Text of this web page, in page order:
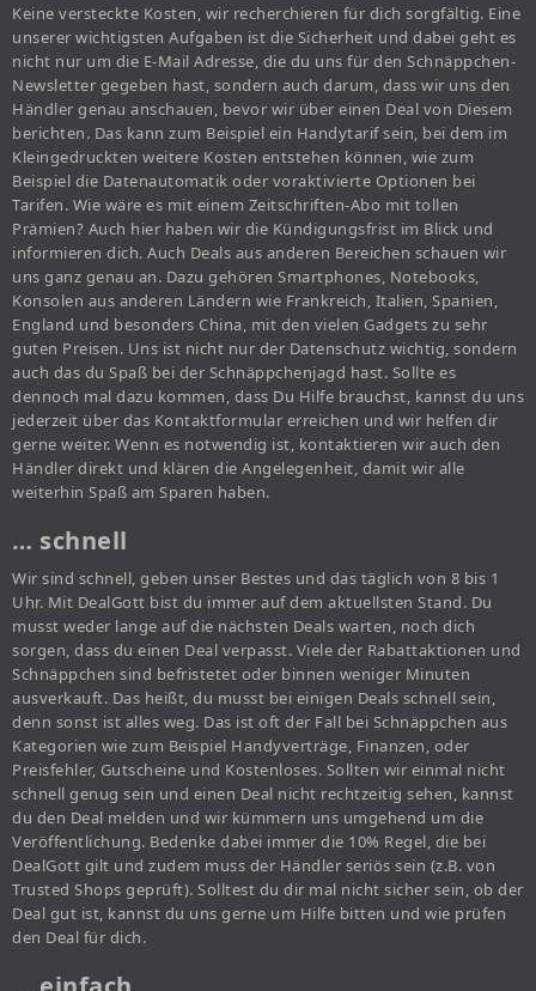
Keine versteckte Kosten, wir recherchieren für dich sorgfältig. Eine
unserer wichtigsten Aufgaben ist die Sicherheit und dabei geht es
nicht nur um die E-Mail Adresse, die du uns für den Schnäppchen-
Newsletter gegeben hast, sondern auch darum, dass wir uns den
Händler genau anschauen, bevor wir über einen Deal von Diesem
berichten. Das kann zum Beispiel ein Handytarif sein, bei dem im
Kleingedruckten weitere Kosten entstehen können, wie zum
Beispiel die Datenautomatik oder voraktivierte Optionen bei
Tarifen. Wie wäre es mit einem Zeitschriften-Abo mit tollen
Prämien? Auch hier haben wir die Kündigungsfrist im Blick und
informieren dich. Auch Deals aus anderen Bereichen schauen wir
uns ganz genau an. Dazu gehören Smartphones, Notebooks,
Konsolen aus anderen Ländern wie Frankreich, Italien, Spanien,
England und besonders China, mit den vielen Gadgets zu sehr
guten Preisen. Uns ist nicht nur der Datenschutz wichtig, sondern
auch das du Spaß bei der Schnäppchenjagd hast. Sollte es
dennoch mal dazu kommen, dass Du Hilfe brauchst, kannst du uns
jederzeit über das Kontaktformular erreichen und wir helfen dir
gerne weiter. Wenn es notwendig ist, kontaktieren wir auch den
Händler direkt und klären die Angelegenheit, damit wir alle
weiterhin Spaß am Sparen haben.
… schnell
Wir sind schnell, geben unser Bestes und das täglich von 8 bis 1
Uhr. Mit DealGott bist du immer auf dem aktuellsten Stand. Du
musst weder lange auf die nächsten Deals warten, noch dich
sorgen, dass du einen Deal verpasst. Viele der Rabattaktionen und
Schnäppchen sind befristetet oder binnen weniger Minuten
ausverkauft. Das heißt, du musst bei einigen Deals schnell sein,
denn sonst ist alles weg. Das ist oft der Fall bei Schnäppchen aus
Kategorien wie zum Beispiel Handyverträge, Finanzen, oder
Preisfehler, Gutscheine und Kostenloses. Sollten wir einmal nicht
schnell genug sein und einen Deal nicht rechtzeitig sehen, kannst
du den Deal melden und wir kümmern uns umgehend um die
Veröffentlichung. Bedenke dabei immer die 10% Regel, die bei
DealGott gilt und zudem muss der Händler seriös sein (z.B. von
Trusted Shops geprüft). Solltest du dir mal nicht sicher sein, ob der
Deal gut ist, kannst du uns gerne um Hilfe bitten und wie prüfen
den Deal für dich.